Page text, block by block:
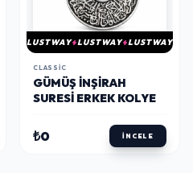
LUSTWAY LUSTWAY LUSTWAY
CLASSIC
GÜMÜŞ İNŞIRAH
SURESI ERKEK KOLYE
₺0 İNCELE